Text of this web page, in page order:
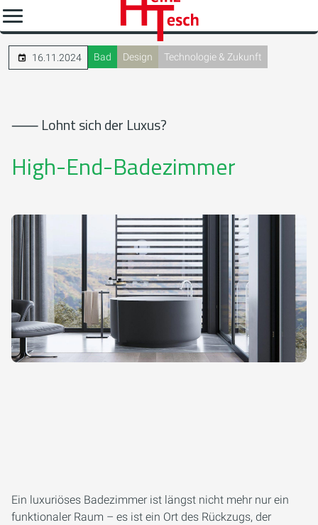
16.11.2024 Bad Design Technologie & Zukunft
⸺ Lohnt sich der Luxus?
High-End-Badezimmer
Ein luxuriöses Badezimmer ist längst nicht mehr nur ein
funktionaler Raum – es ist ein Ort des Rückzugs, der